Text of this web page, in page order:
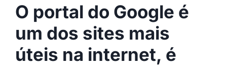
O portal do Google é
um dos sites mais
úteis na internet, é